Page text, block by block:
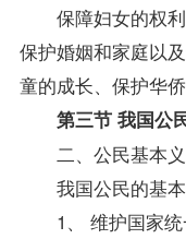
保障妇女的权利
保护婚姻和家庭以
童的成长、保护华
第三节 我国公
二、公民基本义
我国公民的基本
1、 维护国家统